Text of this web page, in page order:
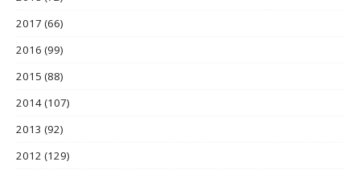
2017 (66)
2016 (99)
2015 (88)
2014(107)
2013 (92)
2012 (129)